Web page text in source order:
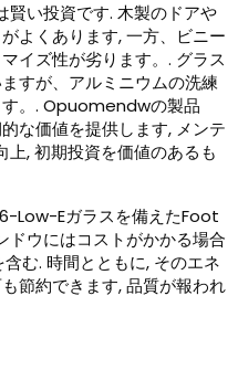
賢い投資です. 木製のドアや
よくあります, 一方、ビニー
イズ性が劣ります。. グラス
すが、アルミニウムの洗練
す。. Opuomendwの製品
な価値を提供します, メンテ
, 初期投資を価値のあるも
Low-Eガラスを備えたFoot
ウにはコストがかかる場合
む. 時間とともに, そのエネ
節約できます, 品質が報われ